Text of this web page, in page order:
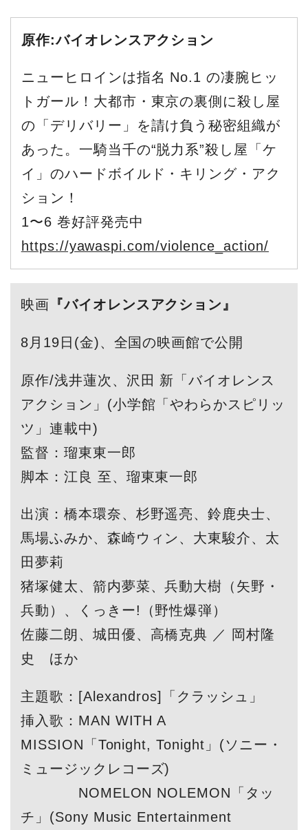
原作:バイオレンスアクション
ニューヒロインは指名 No.1 の凄腕ヒッ
トガール！大都市・東京の裏側に殺し屋
の「デリバリー」を請け負う秘密組織が
あった。一騎当千の“脱力系”殺し屋「ケ
イ」のハードボイルド・キリング・アク
ション！
1〜6 巻好評発売中
https://yawaspi.com/violence_action/
映画 『バイオレンスアクション』
8月19日(金)、全国の映画館で公開
原作/浅井蓮次、沢田 新「バイオレンス
アクション」(小学館「やわらかスピリッ
ツ」連載中)
監督：瑠東東一郎
脚本：江良 至、瑠東東一郎
出演：橋本環奈、杉野遥亮、鈴鹿央士、
馬場ふみか、森崎ウィン、大東駿介、太
田夢莉
猪塚健太、箭内夢菜、兵動大樹（矢野・
兵動）、くっきー!（野性爆弾）
佐藤二朗、城田優、高橋克典 ／ 岡村隆
史 ほか
主題歌：[Alexandros]「クラッシュ」
挿入歌：MAN WITH A
MISSION「Tonight, Tonight」(ソニー・
ミュージックレコーズ)
NOMELON NOLEMON「タッ
チ」(Sony Music Entertainment